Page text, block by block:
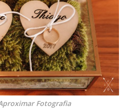
Fotografia